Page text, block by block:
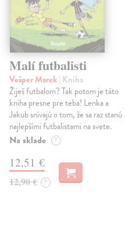
Malí futbalisti
Vešper Marek| Kniha
Žiješ futbalom? Tak potom je táto
kniha presne pre teba! Lenka a
Jakub snívajú o tom, že sa raz stanú
najlepšími futbalistami na svete.
Na sklade ?
12,51 €
12,90 € ?